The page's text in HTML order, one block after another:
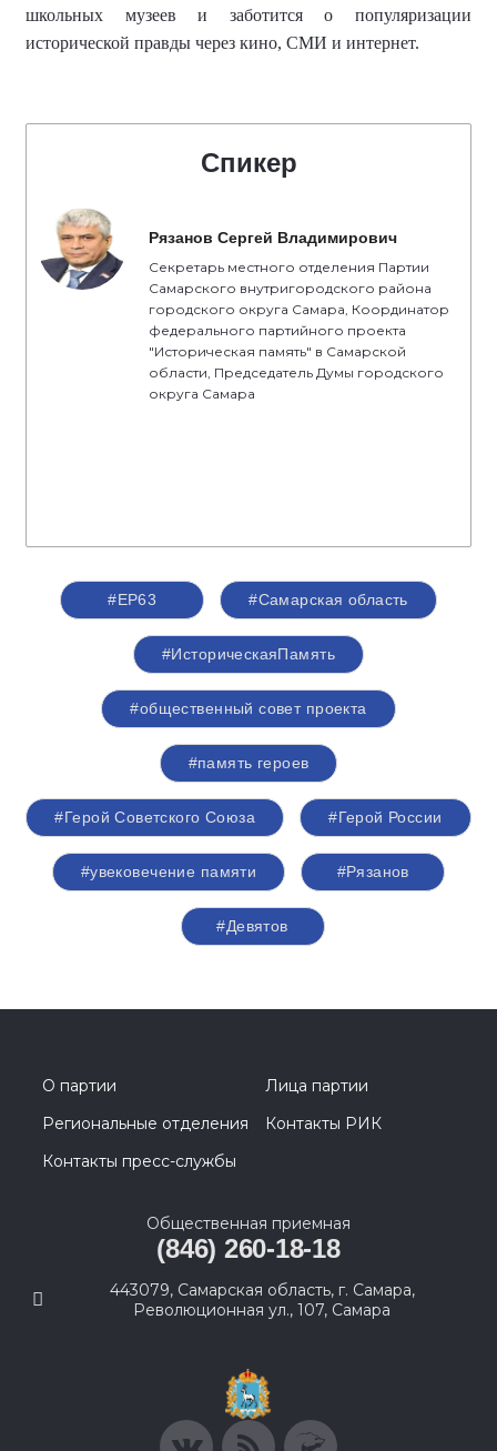
школьных музеев
и заботится о популяризации
исторической правды через кино, СМИ и интернет.
Спикер
Рязанов Сергей Владимирович
Секретарь местного отделения Партии
Самарского внутригородского района
городского округа Самара, Координатор
федерального партийного проекта
"Историческая память" в Самарской
области, Председатель Думы городского
округа Самара
#ЕР63 #Самарская область
#ИсторическаяПамять
#общественный совет проекта
#память героев
#Герой Советского Союза #Герой России
#увековечение памяти #Рязанов
#Девятов
О партии
Лица партии
Региональные отделения
Контакты РИК
Контакты пресс-службы
Общественная приемная
(846) 260-18-18
443079, Самарская область, г. Самара,
Революционная ул., 107, Самара